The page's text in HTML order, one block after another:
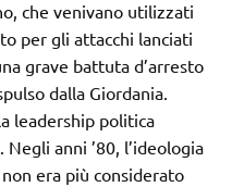
che venivano utilizzati
per gli attacchi lanciati
grave battuta d’arresto
dalla Giordania.
leadership politica
anni ’80, l’ideologia
era più considerato